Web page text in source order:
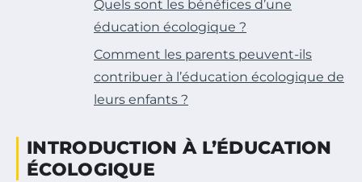
Quels sont les bénéfices d’une
éducation écologique ?
Comment les parents peuvent-ils
contribuer à l’éducation écologique de
leurs enfants ?
INTRODUCTION À L’ÉDUCATION
ÉCOLOGIQUE